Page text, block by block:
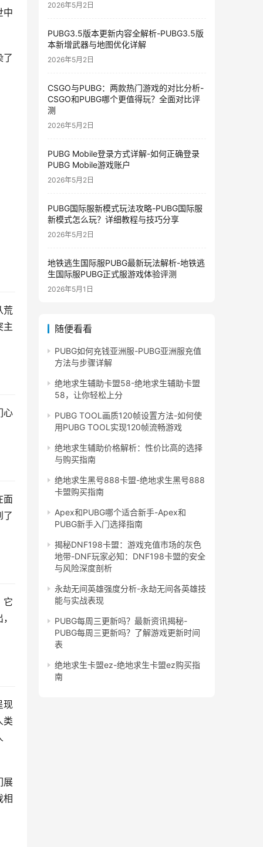
中
了
荒
主
心
面
了
它
现
类
展
相
2026年5月2日
PUBG3.5版本更新内容全解析-PUBG3.5版
本新增武器与地图优化详解
2026年5月2日
CSGO与PUBG：两款热门游戏的对比分析-
CSGO和PUBG哪个更值得玩？全面对比评
测
2026年5月2日
PUBG Mobile登录方式详解-如何正确登录
PUBG Mobile游戏账户
2026年5月2日
PUBG国际服新模式玩法攻略-PUBG国际服
新模式怎么玩？详细教程与技巧分享
2026年5月2日
地铁逃生国际服PUBG最新玩法解析-地铁逃
生国际服PUBG正式服游戏体验评测
2026年5月1日
随便看看
PUBG如何充钱亚洲服-PUBG亚洲服充值
方法与步骤详解
绝地求生辅助卡盟58-绝地求生辅助卡盟
58，让你轻松上分
PUBG TOOL画质120帧设置方法-如何使
用PUBG TOOL实现120帧流畅游戏
绝地求生辅助价格解析：性价比高的选择
与购买指南
绝地求生黑号888卡盟-绝地求生黑号888
卡盟购买指南
Apex和PUBG哪个适合新手-Apex和
PUBG新手入门选择指南
揭秘DNF198卡盟：游戏充值市场的灰色
地带-DNF玩家必知：DNF198卡盟的安全
与风险深度剖析
永劫无间英雄强度分析-永劫无间各英雄技
能与实战表现
PUBG每周三更新吗？最新资讯揭秘-
PUBG每周三更新吗？了解游戏更新时间
表
绝地求生卡盟ez-绝地求生卡盟ez购买指
南